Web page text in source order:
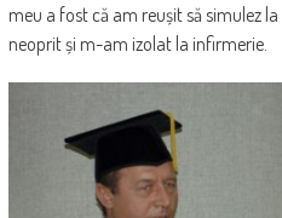
meu a fost că am reușit să simulez
neoprit și m-am izolat la infirmerie.